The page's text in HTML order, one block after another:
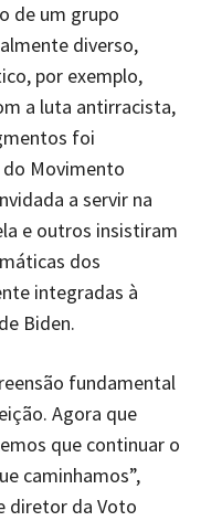
de um grupo
diverso,
por exemplo,
a luta antirracista,
foi
Movimento
a servir na
e outros insistiram
dos
integradas à
Biden.
fundamental
Agora que
que continuar o
caminhamos”,
diretor da Voto